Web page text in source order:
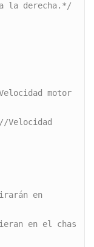
la derecha.*/
motor
//Velocidad
en el chas